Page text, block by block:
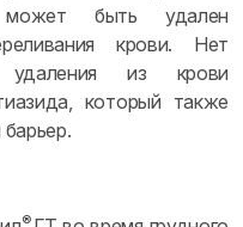
быть удален
крови. Нет
из крови
который также
®